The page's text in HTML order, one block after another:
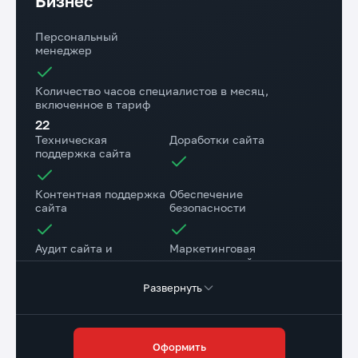
Время реакции на задачи
Обычные задачи - до 12 ч.
Срочные задачи - до 1 ч.
Персональный
менеджер
Количество часов специалистов в месяц,
включенное в тариф
22
Техническая
поддержка сайта
Доработки сайта
Контентная поддержка
сайта
Обеспечение
безопасности
Аудит сайта и
рекомендации
Маркетинговая
поддержка сайта
поддержка
Развернуть
Оформить